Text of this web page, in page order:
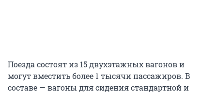
Поезда состоят из 15 двухэтажных вагонов и
могут вместить более 1 тысячи пассажиров. В
составе — вагоны для сидения стандартной и